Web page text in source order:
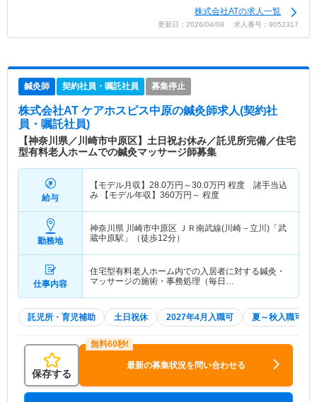
株式会社ATの求人一覧
更新日：2026/04/08 求人番号：9052317
鍼灸師 契約社員・嘱託社員 募集停止
株式会社AT ケアホスピス中原の鍼灸師求人(契約社
員・嘱託社員)
【神奈川県／川崎市中原区】土日祝お休み／託児所完備／住宅
型有料老人ホームでの鍼灸マッサージ師募集
給与
【モデル月収】 28.0万円～30.0万円 程度 諸手当込
み 【モデル年収】 360万円～ 程度
勤務地
神奈川県 川崎市中原区 ＪＲ南武線(川崎－立川)「武
蔵中原駅」（徒歩12分）
仕事内容
住宅型有料老人ホーム内での入居者に対する鍼灸・
マッサージの施術・事務処理（毎日…
託児所・育児補助 土日祝休 2027年4月入職可 夏～秋入職可
保存する
最新の募集状況を問い合わせる